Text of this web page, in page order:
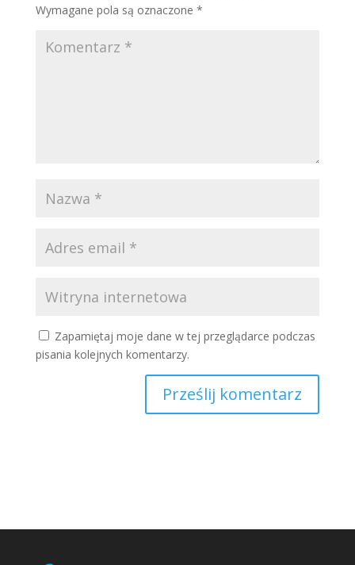
Wymagane pola są oznaczone *
Zapamiętaj moje dane w tej przeglądarce podczas
pisania kolejnych komentarzy.